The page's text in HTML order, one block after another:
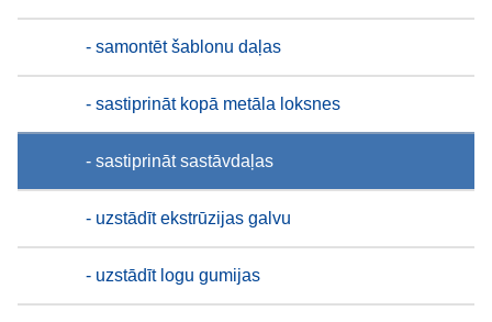
- samontēt šablonu daļas
- sastiprināt kopā metāla loksnes
- sastiprināt sastāvdaļas
- uzstādīt ekstrūzijas galvu
- uzstādīt logu gumijas